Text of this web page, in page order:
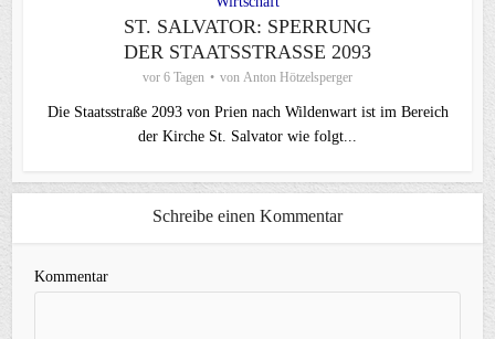
ST. SALVATOR: SPERRUNG
DER STAATSSTRASSE 2093
vor 6 Tagen von Anton Hötzelsperger
Die Staatsstraße 2093 von Prien nach Wildenwart ist im Bereich
der Kirche St. Salvator wie folgt...
Schreibe einen Kommentar
Kommentar